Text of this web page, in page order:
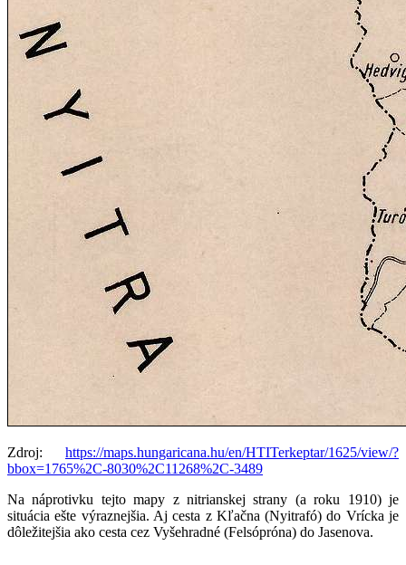
Zdroj: https://maps.hungaricana.hu/en/HTITerkeptar/1625/view/?
bbox=1765%2C-8030%2C11268%2C-3489
Na náprotivku tejto mapy z nitrianskej strany (a roku 1910) je
situácia ešte výraznejšia. Aj cesta z Kľačna (Nyitrafó) do Vrícka je
dôležitejšia ako cesta cez Vyšehradné (Felsópróna) do Jasenova.